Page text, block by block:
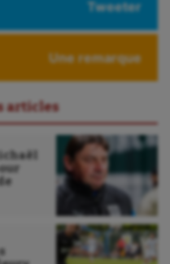
Tweeter
Une remarque
articles